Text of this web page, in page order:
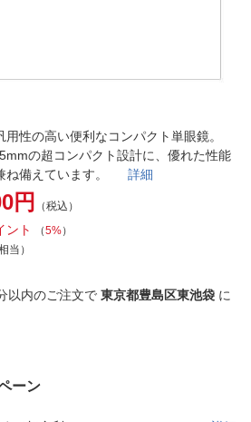
性の高い便利なコンパクト単眼鏡。
の超コンパクト設計に、優れた性能
ね備えています。 詳細
円 （税込）
ント （5%）
当）
以内のご注文で 東京都豊島区東池袋 に
ーン